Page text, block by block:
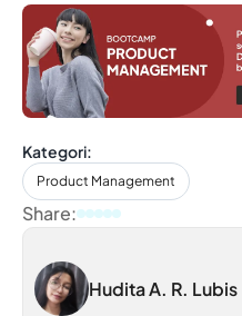
Kategori:
Product Management
Share:
Hudita A. R. Lubis